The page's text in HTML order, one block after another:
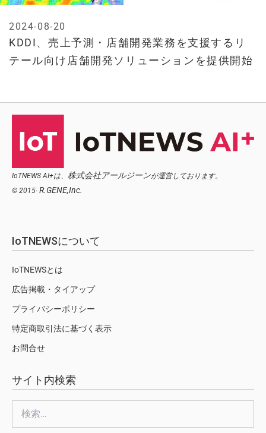
KDDI、売上予測・店舗開発業務を支援するリ
テール向け店舗開発ソリューションを提供開始
2024-08-20
IoTNEWS AI+は、 株式会社アールジーンが運営しております。
© 2015- R.GENE,Inc.
IoTNEWSについて
IoTNEWSとは
広告掲載・タイアップ
プライバシーポリシー
特定商取引法に基づく表示
お問合せ
サイト内検索
索: